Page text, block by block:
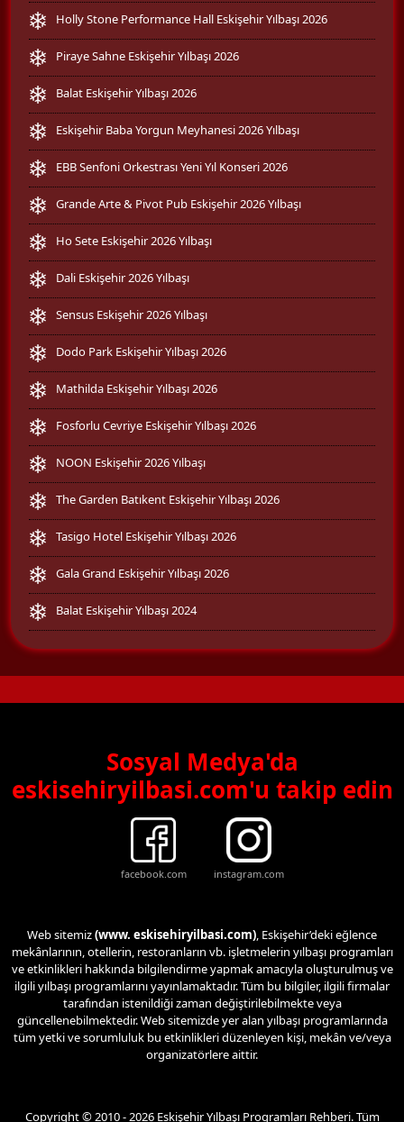
Holly Stone Performance Hall Eskişehir Yılbaşı 2026
Piraye Sahne Eskişehir Yılbaşı 2026
Balat Eskişehir Yılbaşı 2026
Eskişehir Baba Yorgun Meyhanesi 2026 Yılbaşı
EBB Senfoni Orkestrası Yeni Yıl Konseri 2026
Grande Arte & Pivot Pub Eskişehir 2026 Yılbaşı
Ho Sete Eskişehir 2026 Yılbaşı
Dali Eskişehir 2026 Yılbaşı
Sensus Eskişehir 2026 Yılbaşı
Dodo Park Eskişehir Yılbaşı 2026
Mathilda Eskişehir Yılbaşı 2026
Fosforlu Cevriye Eskişehir Yılbaşı 2026
NOON Eskişehir 2026 Yılbaşı
The Garden Batıkent Eskişehir Yılbaşı 2026
Tasigo Hotel Eskişehir Yılbaşı 2026
Gala Grand Eskişehir Yılbaşı 2026
Balat Eskişehir Yılbaşı 2024
Sosyal Medya'da
eskisehiryilbasi.com'u takip edin
facebook.com instagram.com
Web sitemiz(www. eskisehiryilbasi.com), Eskişehir’deki eğlence
mekânlarının, otellerin, restoranların vb. işletmelerin yılbaşı programları
ve etkinlikleri hakkında bilgilendirme yapmak amacıyla oluşturulmuş ve
ilgili yılbaşı programlarını yayınlamaktadır. Tüm bu bilgiler, ilgili firmalar
tarafından istenildiği zaman değiştirilebilmekte veya
güncellenebilmektedir. Web sitemizde yer alan yılbaşı programlarında
tüm yetki ve sorumluluk bu etkinlikleri düzenleyen kişi, mekân ve/veya
organizatörlere aittir.
Copyright © 2010 - 2026 Eskişehir Yılbaşı Programları Rehberi. Tüm